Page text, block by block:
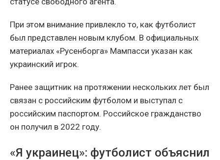
При этом внимание привлекло то, как футболист
был представлен новым клубом. В официальных
материалах «Русенборга» Мампасси указан как
украинский игрок.
Ранее защитник на протяжении нескольких лет был
связан с российским футболом и выступал с
российским паспортом. Российское гражданство
он получил в 2022 году.
«Я украинец»: футболист объяснил